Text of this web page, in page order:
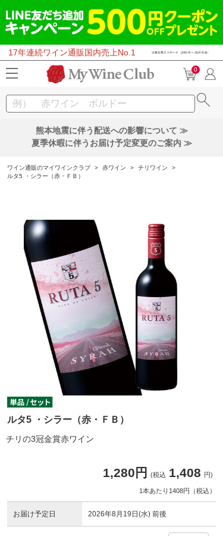
17年連続ワイン通販国内売上No.1
0
熊本地震に伴う配送への影響について ≫
夏季休暇に伴うお届け予定変更のご案内 ≫
ワイン通販のマイワインクラブ > 赤ワイン > チリワイン
>
ルタ5 ・シラー（赤・ＦＢ）
ルタ5 ・シラー（赤・ＦＢ）
チリの3冠金賞赤ワイン
1,280円 (税込 1,408 円)
1本あたり1408円（税込）
お届け予定日 2026年8月19日(水) 前後